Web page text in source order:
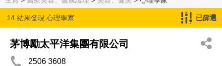
14 結果發現 心理學家 已篩選
茅博勵太平洋集團有限公司
2506 3608